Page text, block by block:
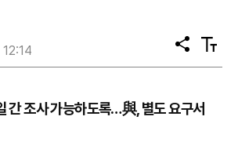
공
유
텍
스
간 조사 가능하도록…與, 별도 요구서